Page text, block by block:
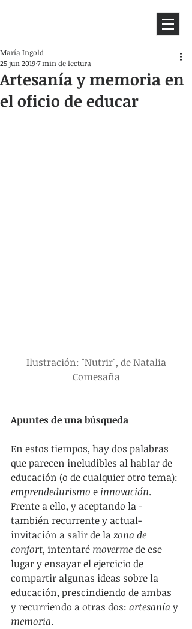
Artesanía y memoria en
el oficio de educar
María Ingold
25 jun 20197 min de lectura
Ilustración: "Nutrir", de Natalia
Comesaña
Apuntes de una búsqueda
En estos tiempos, hay dos palabras
que parecen ineludibles al hablar de
educación (o de cualquier otro tema):
emprendedurismo e innovación.
Frente a ello, y aceptando la -
también recurrente y actual-
invitación a salir de la zona de
confort, intentaré moverme de ese
lugar y ensayar el ejercicio de
compartir algunas ideas sobre la
educación, prescindiendo de ambas
y recurriendo a otras dos: artesanía y
memoria.